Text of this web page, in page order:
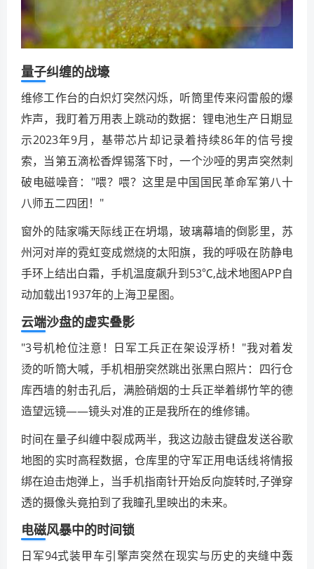
量子纠缠的战壕
维修工作台的白炽灯突然闪烁，听筒里传来闷雷般的爆
炸声，我盯着万用表上跳动的数据：锂电池生产日期显
示2023年9月，基带芯片却记录着持续86年的信号搜
索，当第五滴松香焊锡落下时，一个沙哑的男声突然刺
破电磁噪音："喂？喂？这里是中国国民革命军第八十
八师五二四团！"
窗外的陆家嘴天际线正在坍塌，玻璃幕墙的倒影里，苏
州河对岸的霓虹变成燃烧的太阳旗，我的呼吸在防静电
手环上结出白霜，手机温度飙升到53℃,战术地图APP自
动加载出1937年的上海卫星图。
云端沙盘的虚实叠影
"3号机枪位注意！日军工兵正在架设浮桥！"我对着发
烫的听筒大喊，手机相册突然跳出张黑白照片：四行仓
库西墙的射击孔后，满脸硝烟的士兵正举着绑竹竿的德
造望远镜——镜头对准的正是我所在的维修铺。
时间在量子纠缠中裂成两半，我这边敲击键盘发送谷歌
地图的实时高程数据，仓库里的守军正用电话线将情报
绑在迫击炮弹上，当手机指南针开始反向旋转时,子弹穿
透的摄像头竟拍到了我瞳孔里映出的未来。
电磁风暴中的时间锁
日军94式装甲车引擎声突然在现实与历史的夹缝中轰